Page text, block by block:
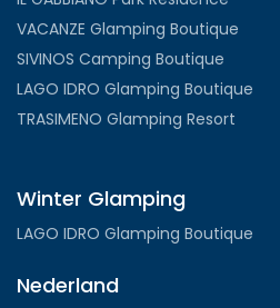
VACANZE Glamping Boutique
SIVINOS Camping Boutique
LAGO IDRO Glamping Boutique
TRASIMENO Glamping Resort
Winter Glamping
LAGO IDRO Glamping Boutique
Nederland